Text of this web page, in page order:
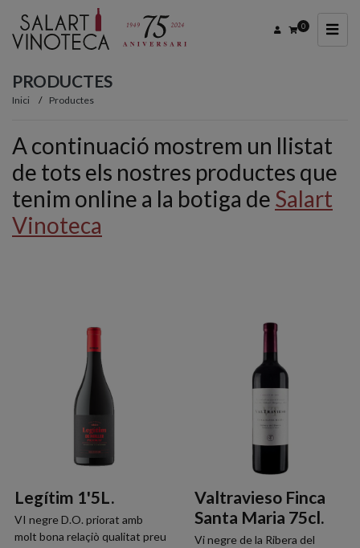
0
PRODUCTES
Inici Productes
A continuació mostrem un llistat
de tots els nostres productes que
tenim online a la botiga de Salart
Vinoteca
Legítim 1'5L.
VI negre D.O. priorat amb
molt bona relaçiò qualitat preu
Valtravieso Finca
Santa Maria 75cl.
Vi negre de la Ribera del